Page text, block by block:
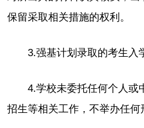
保留采取相关措施的权利。
3.强基计划录取的考生入
4.学校未委托任何个人或
招生等相关工作，不举办任何